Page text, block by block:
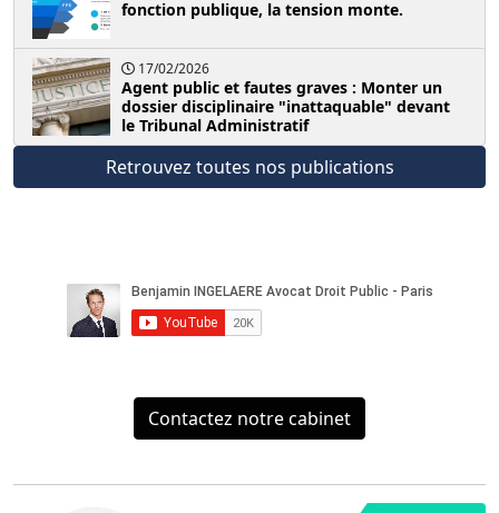
fonction publique, la tension monte.
17/02/2026
Agent public et fautes graves : Monter un
dossier disciplinaire "inattaquable" devant
le Tribunal Administratif
Retrouvez toutes nos publications
Contactez notre cabinet